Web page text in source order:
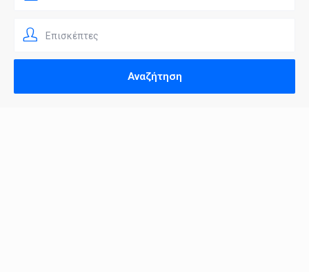
Επισκέπτες